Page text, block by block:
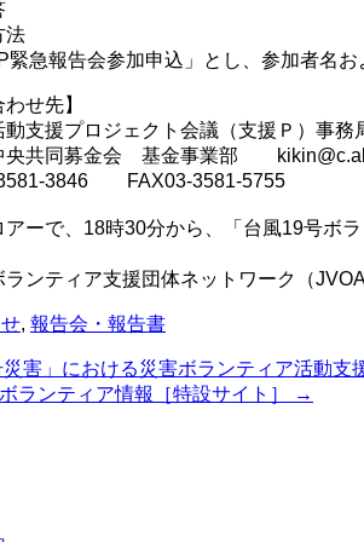
法
緊急報告会参加申込」とし、参加者名
せ先】
支援プロジェクト会議（支援Ｐ）事務
共同募金会 基金事業部
FAX03-3581-5755
ーで、18時30分から、「台風19号ボ
ンティア支援団体ネットワーク（
, 報告会・報告書
災害」における災害ボランティア活動支
ランティア情報［特設サイト］
→